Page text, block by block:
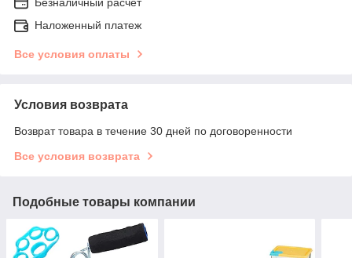
Наложенный платеж
Все условия оплаты
Условия возврата
Возврат товара в течение 30 дней по договоренности
Все условия возврата
Подобные товары компании